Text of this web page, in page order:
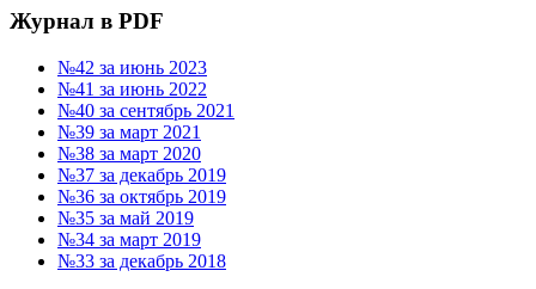
Журнал в PDF
№42 за июнь 2023
№41 за июнь 2022
№40 за сентябрь 2021
№39 за март 2021
№38 за март 2020
№37 за декабрь 2019
№36 за октябрь 2019
№35 за май 2019
№34 за март 2019
№33 за декабрь 2018